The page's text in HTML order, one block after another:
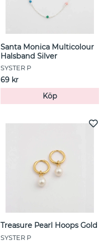
Santa Monica Multicolour
Halsband Silver
SYSTER P
69 kr
Köp
Treasure Pearl Hoops Gold
SYSTER P